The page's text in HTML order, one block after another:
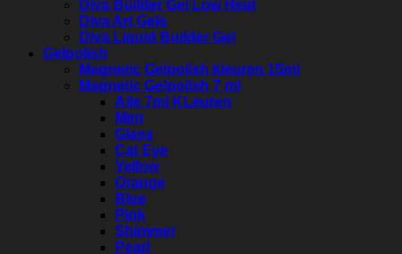
Diva Builder Gel Low Heat
Diva Art Gels
Diva Liquid Builder Gel
Gelpolish
Magnetic Gelpolish kleuren 15ml
Magnetic Gelpolish 7 ml
Alle 7ml KLeuren
Mint
Glass
Cat Eye
Yellow
Orange
Blue
Pink
Shimmer
Pearl